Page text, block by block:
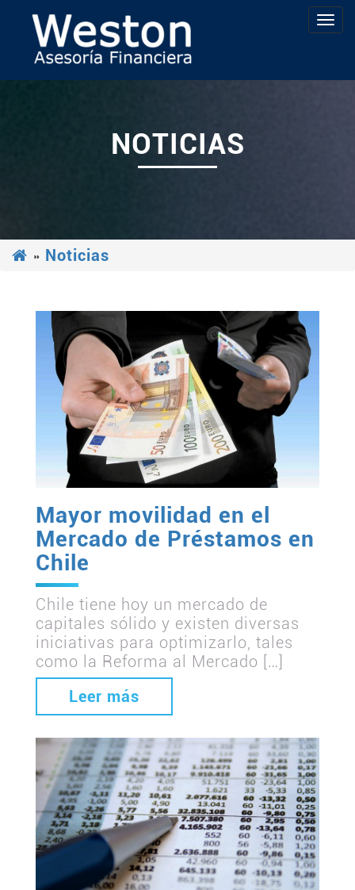
NOTICIAS
» Noticias
Mayor movilidad en el
Mercado de Préstamos en
Chile
Chile tiene hoy un mercado de
capitales sólido y existen diversas
iniciativas para optimizarlo, tales
como la Reforma al Mercado […]
Leer más